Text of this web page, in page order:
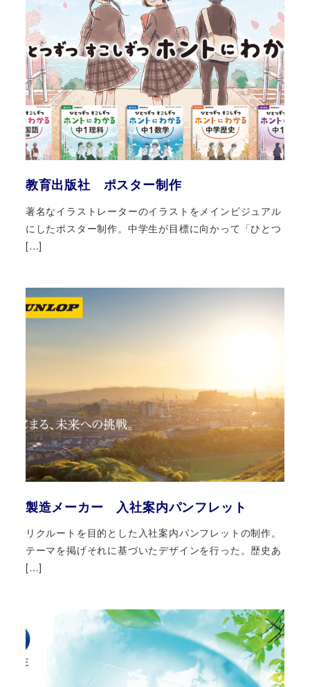
教育出版社 ポスター制作
著名なイラストレーターのイラストをメインビジュアル
にしたポスター制作。中学生が目標に向かって「ひとつ
[…]
製造メーカー 入社案内パンフレット
リクルートを目的とした入社案内パンフレットの制作。
テーマを掲げそれに基づいたデザインを行った。歴史あ
[…]